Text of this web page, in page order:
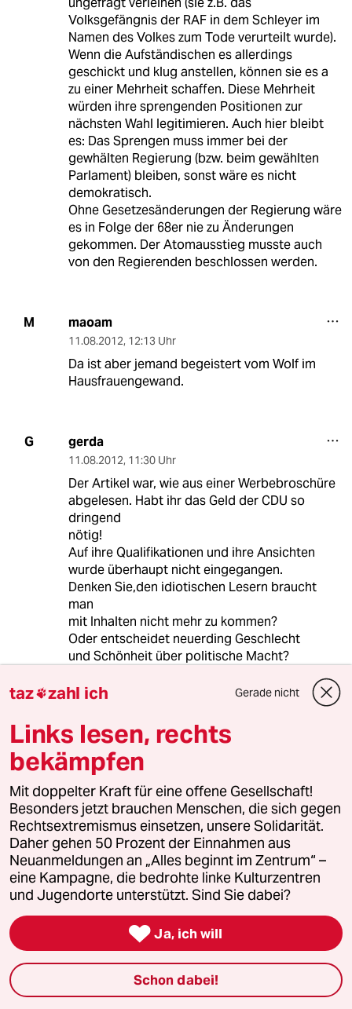
Volksgefängnis der RAF in dem Schleyer im
Namen des Volkes zum Tode verurteilt wurde).
Wenn die Aufständischen es allerdings
geschickt und klug anstellen, können sie es a
zu einer Mehrheit schaffen. Diese Mehrheit
würden ihre sprengenden Positionen zur
nächsten Wahl legitimieren. Auch hier bleibt
es: Das Sprengen muss immer bei der
gewhälten Regierung (bzw. beim gewählten
Parlament) bleiben, sonst wäre es nicht
demokratisch.
Ohne Gesetzesänderungen der Regierung wäre
es in Folge der 68er nie zu Änderungen
gekommen. Der Atomausstieg musste auch
von den Regierenden beschlossen werden.
M maoam
11.08.2012, 12:13 Uhr
Da ist aber jemand begeistert vom Wolf im
Hausfrauengewand.
G gerda
11.08.2012, 11:30 Uhr
Der Artikel war, wie aus einer Werbebroschüre
abgelesen. Habt ihr das Geld der CDU so
dringend
nötig!
Auf ihre Qualifikationen und ihre Ansichten
wurde überhaupt nicht eingegangen.
Denken Sie,den idiotischen Lesern braucht
man
mit Inhalten nicht mehr zu kommen?
Oder entscheidet neuerding Geschlecht
und Schönheit über politische Macht?
obwohl
es wie alle Idioten den Quark aus den 70ern
für modern hält und die Frauen aber doch
nur als Imageträger behandelt!
Grenzüberschreitende,
kosmopolitische Dummheit ist das, wo
die soziale Position und das Geschlecht
wichtiger
sind als die Lösungsansätze für die Probleme
dieser Zeit!!! Pfui Herr Schneider, sie tragen
auch ihre akademischen Würden nur zum Prunk
daher! Befriedigen Sie ihre
Speichelleckerallüren
im Sado-Maso-Studio. In einer
funktionierenden
Demokratie darf es nur Lob für Leistung und
damit besonders in der Politik für die
Steigerung des Allgemeinwohls und der
Wahrung unser bürgerlichen Rechte
taz zahl ich Gerade nicht
Links lesen, rechts
bekämpfen
Mit doppelter Kraft für eine offene Gesellschaft!
Besonders jetzt brauchen Menschen, die sich gegen
Rechtsextremismus einsetzen, unsere Solidarität.
Daher gehen 50 Prozent der Einnahmen aus
Neuanmeldungen an „Alles beginnt im Zentrum“ –
eine Kampagne, die bedrohte linke Kulturzentren
und Jugendorte unterstützt. Sind Sie dabei?
 Ja, ich will
Schon dabei!